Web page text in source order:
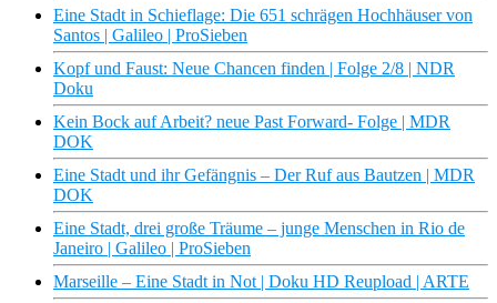
Eine Stadt in Schieflage: Die 651 schrägen Hochhäuser von
Santos | Galileo | ProSieben
Kopf und Faust: Neue Chancen finden | Folge 2/8 | NDR
Doku
Kein Bock auf Arbeit? neue Past Forward- Folge | MDR
DOK
Eine Stadt und ihr Gefängnis – Der Ruf aus Bautzen | MDR
DOK
Eine Stadt, drei große Träume – junge Menschen in Rio de
Janeiro | Galileo | ProSieben
Marseille – Eine Stadt in Not | Doku HD Reupload | ARTE